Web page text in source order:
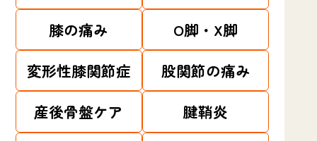
膝の痛み
O脚・X脚
変形性膝関節症
股関節の痛み
産後骨盤ケア
腱鞘炎